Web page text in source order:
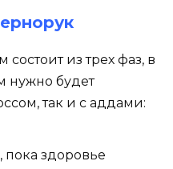
из трех фаз, в
нужно будет
так и с аддами:
пока здоровье